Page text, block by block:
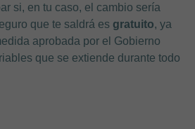
si, en tu caso, el cambio sería
que te saldrá es gratuito, ya
aprobada por el Gobierno
que se extiende durante todo